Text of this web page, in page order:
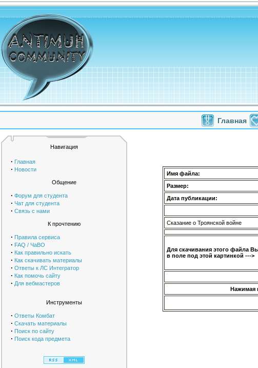
Главная
Навигация
· Главная
· Новости
Общение
· Форум для студента
· Чат для студента
· Связь с нами
К прочтению
· Правила сервиса
· FAQ / ЧаВО
· Как правильно искать
· Как скачивать материалы
· Ответы к ЛС Интегратор
· Как помочь сайту
· Для вебмастеров
Инструменты
· Ответы Комбат
· Скачать материалы
· Поиск по сайту
· Поиск кода предмета
Имя файла:
Размер:
Дата публикации:
Сказание о Троянской войне
Для скачивания этого файла
в поле под этой картинкой --->
Нажимая